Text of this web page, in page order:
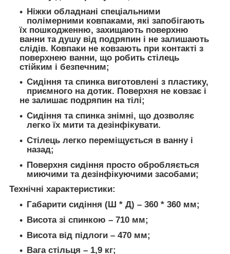
Ніжки обладнані спеціальними
полімерними ковпаками, які запобігають
їх пошкодженню, захищають поверхню
ванни та душу від подряпин і не залишають
слідів. Ковпаки не ковзають при контакті з
поверхнею ванни, що робить стілець
стійким і безпечним;
Сидіння та спинка виготовлені з пластику,
приємного на дотик. Поверхня не ковзає і
не залишає подряпин на тілі;
Сидіння та спинка знімні, що дозволяє
легко їх мити та дезінфікувати.
Стілець легко переміщується в ванну і
назад;
Поверхня сидіння просто обробляється
миючими та дезінфікуючими засобами;
Технічні характеристики:
Габарити сидіння (Ш * Д) – 360 * 360 мм;
Висота зі спинкою – 710 мм;
Висота від підлоги – 470 мм;
Вага стільця – 1,9 кг;